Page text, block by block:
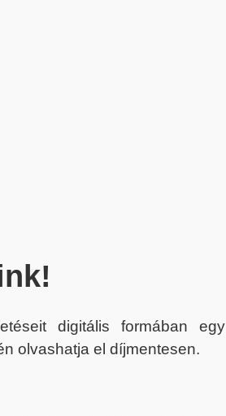
digitális formában egy
olvashatja el díjmentesen.